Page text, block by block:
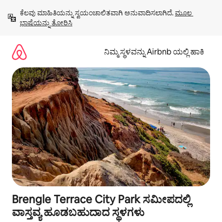
ಹೋಗಿ
ಕೆಲವು ಮಾಹಿತಿಯನ್ನು ಸ್ವಯಂಚಾಲಿತವಾಗಿ ಅನುವಾದಿಸಲಾಗಿದೆ. ಮೂಲ
ಭಾಷೆಯನ್ನು ತೋರಿಸಿ
ನಿಮ್ಮ ಸ್ಥಳವನ್ನು Airbnb ಯಲ್ಲಿ ಹಾಕಿ
Brengle Terrace City Park ಸಮೀಪದಲ್ಲಿ
ವಾಸ್ತವ್ಯ ಹೂಡಬಹುದಾದ ಸ್ಥಳಗಳು